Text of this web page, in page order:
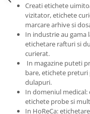
Creati etichete
vizitator, etichete
marcare arhive si
In industrie au gama
etichetare rafturi si
curierat.
In magazine puteti
bare, etichete
dulapuri.
In domeniul
etichete probe si
In HoReCa: